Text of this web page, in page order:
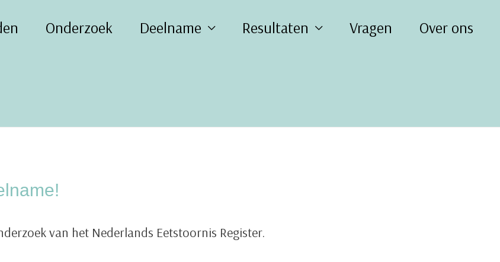
Onderzoek Deelname Resultaten Vragen Over ons
van het Nederlands Eetstoornis Register.